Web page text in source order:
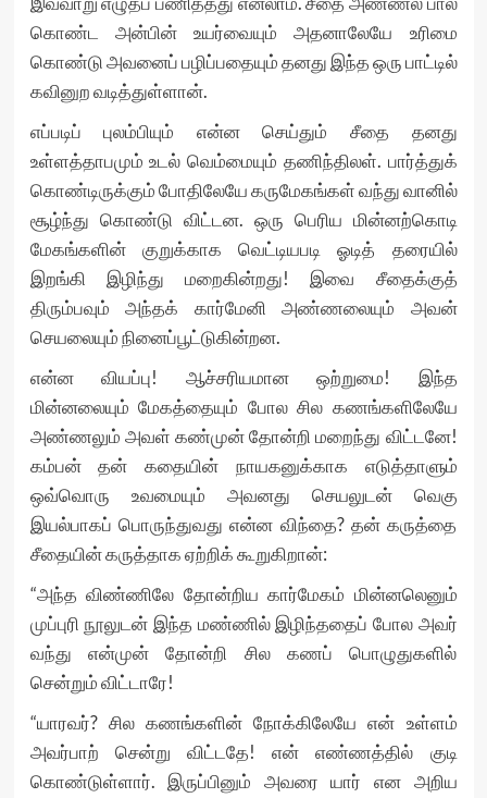
கொண்ட அன்பின் உயர்வையும் அதனாலேயே உரிமை
கொண்டு அவனைப் பழிப்பதையும் தனது இந்த ஒரு பாட்டில்
கவினுற வடித்துள்ளான்.
எப்படிப் புலம்பியும் என்ன செய்தும் சீதை தனது
உள்ளத்தாபமும் உடல் வெம்மையும் தணிந்திலள். பார்த்துக்
கொண்டிருக்கும் போதிலேயே கருமேகங்கள் வந்து வானில்
சூழ்ந்து கொண்டு விட்டன. ஒரு பெரிய மின்னற்கொடி
மேகங்களின் குறுக்காக வெட்டியபடி ஓடித் தரையில்
இறங்கி இழிந்து மறைகின்றது! இவை சீதைக்குத்
திரும்பவும் அந்தக் கார்மேனி அண்ணலையும் அவன்
செயலையும் நினைப்பூட்டுகின்றன.
என்ன வியப்பு! ஆச்சரியமான ஒற்றுமை! இந்த
மின்னலையும் மேகத்தையும் போல சில கணங்களிலேயே
அண்ணலும் அவள் கண்முன் தோன்றி மறைந்து விட்டனே!
கம்பன் தன் கதையின் நாயகனுக்காக எடுத்தாளும்
ஒவ்வொரு உவமையும் அவனது செயலுடன் வெகு
இயல்பாகப் பொருந்துவது என்ன விந்தை? தன் கருத்தை
சீதையின் கருத்தாக ஏற்றிக் கூறுகிறான்:
“அந்த விண்ணிலே தோன்றிய கார்மேகம் மின்னலெனும்
முப்புரி நூலுடன் இந்த மண்ணில் இழிந்ததைப் போல அவர்
வந்து என்முன் தோன்றி சில கணப் பொழுதுகளில்
சென்றும் விட்டாரே!
“யாரவர்? சில கணங்களின் நோக்கிலேயே என் உள்ளம்
அவர்பாற் சென்று விட்டதே! என் எண்ணத்தில் குடி
கொண்டுள்ளார். இருப்பினும் அவரை யார் என அறிய